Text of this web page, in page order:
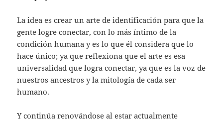
La idea es crear un arte de identificación para que la
gente logre conectar, con lo más íntimo de la
condición humana y es lo que él considera que lo
hace único; ya que reflexiona que el arte es esa
universalidad que logra conectar, ya que es la voz de
nuestros ancestros y la mitología de cada ser
humano.
Y continúa renovándose al estar actualmente